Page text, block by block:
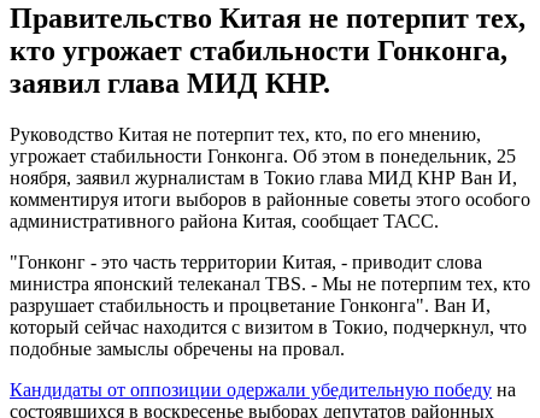
Правительство Китая не потерпит тех,
кто угрожает стабильности Гонконга,
заявил глава МИД КНР.
Руководство Китая не потерпит тех, кто, по его мнению,
угрожает стабильности Гонконга. Об этом в понедельник, 25
ноября, заявил журналистам в Токио глава МИД КНР Ван И,
комментируя итоги выборов в районные советы этого особого
административного района Китая, сообщает ТАСС.
"Гонконг - это часть территории Китая, - приводит слова
министра японский телеканал TBS. - Мы не потерпим тех, кто
разрушает стабильность и процветание Гонконга". Ван И,
который сейчас находится с визитом в Токио, подчеркнул, что
подобные замыслы обречены на провал.
Кандидаты от оппозиции одержали убедительную победу на
состоявшихся в воскресенье выборах депутатов районных